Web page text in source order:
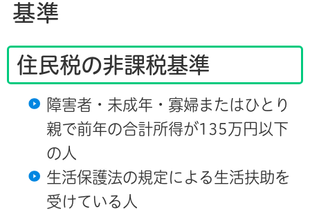
基準
住民税の非課税基準
障害者・未成年・寡婦またはひとり
親で前年の合計所得が135万円以下
の人
生活保護法の規定による生活扶助を
受けている人